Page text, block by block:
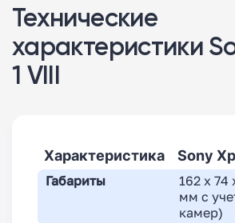
Технические
характеристики
1 VIII
Характеристика Sony
Габариты
162 x 74
мм с
камер)